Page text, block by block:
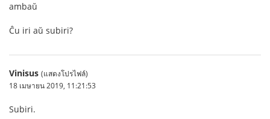
ambaŭ
Ĉu iri aŭ subiri?
Vinisus (แสดงโปรไฟล์)
18 เมษายน 2019, 11:21:53
Subiri.